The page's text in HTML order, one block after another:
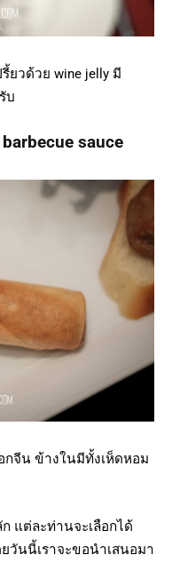
วด้วย wine jelly มี
บ
sauce
กจีน ข้างในมีทั้งเห็ดหอม
แต่ละท่านจะเลือกได้
วันนี้เราจะขอนำเสนอมา